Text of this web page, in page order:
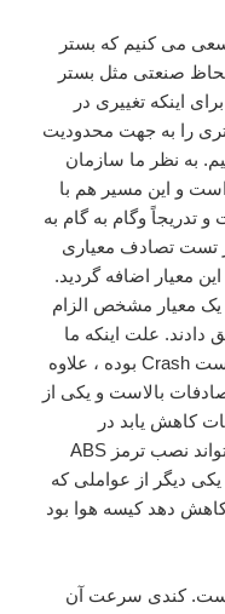
می کنیم که بستر
صنعتی مثل بستر
اینکه تغییری در
را به جهت محدودیت
به نظر ما سازمان
و این مسیر هم با
وگام به گام به
تست تصادف معیاری
معیار اضافه گردید.
یک معیار مشخص الزام
دادند. علت اینکه ما
بدنه خودروها را تغییر دادیم به خاطر تست Crash بوده ، علاوه
بالاست و یکی از
کاهش یابد در
شرایط خاص آب و هوایی و جاده می تواند نصب ترمز ABS
دیگر از عواملی که
دهد کیسه هوا بود
کندی سرعت آن